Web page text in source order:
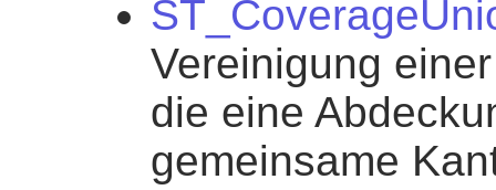
Vereinigung
die eine
gemeinsame